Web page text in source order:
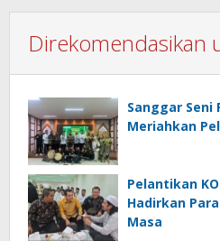
Direkomendasikan
Sanggar Seni
Meriahkan
Pelantikan
Hadirkan
Masa